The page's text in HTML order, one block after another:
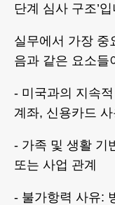
단계 심사 구조’
실무에서 가장 중
음과 같은 요소들
- 미국과의 지속
계좌, 신용카드
- 가족 및 생활 기
또는 사업 관계
- 불가항력 사유: